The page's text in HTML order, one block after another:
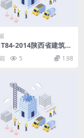
2014陕西省建筑与
水利用技术规程[附条文
5 1.98